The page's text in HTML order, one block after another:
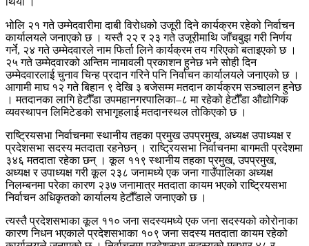
भोलि २१ गते उम्मेदवारीमा दाबी विरोधको उजूरी दिने कार्यक्रम रहेको निर्वाचन
कार्यालयले जनाएको छ । यस्तै २२ र २३ गते उजूरीमाथि जाँचबुझ गरी निर्णय
गर्ने, २४ गते उम्मेदवारले नाम फिर्ता लिने कार्यक्रम तय गरिएको बताइएको छ ।
२५ गते उम्मेदवारको अन्तिम नामावली प्रकाशन हुनेछ भने सोही दिन
उम्मेदवारलाई चुनाव चिन्ह प्रदान गरिने पनि निर्वाचन कार्यालयले जनाएको छ ।
आगामी माघ १२ गते बिहान ९ देखि ३ बजेसम्म मतदान कार्यक्रम सञ्चालन हुनेछ
। मतदानका लागि हेटौँडा उपमहानगरपालिका–८ मा रहेको हेटौँडा औद्योगिक
व्यवस्थापन लिमिटेडको सभागृहलाई मतदानस्थल तोकिएको छ ।
राष्ट्रियसभा निर्वाचनमा स्थानीय तहका प्रमुख उपप्रमुख, अध्यक्ष उपाध्यक्ष र
प्रदेशसभा सदस्य मतदाता रहनेछन् । राष्ट्रियसभा निर्वाचनमा बागमती प्रदेशमा
३४६ मतदाता रहेका छन् । कूल ११९ स्थानीय तहका प्रमुख, उपप्रमुख,
अध्यक्ष र उपाध्यक्ष गरी कूल २३८ जनामध्ये एक जना गाउँपालिका अध्यक्ष
निलम्बनमा परेका कारण २३७ जनामात्र मतदाता कायम भएको राष्ट्रियसभा
निर्वाचन अधिकृतको कार्यालय हेटौँडाले जनाएको छ ।
त्यस्तै प्रदेशसभाका कूल ११० जना सदस्यमध्ये एक जना सदस्यको कोरोनाका
कारण निधन भएकाले प्रदेशसभाका १०९ जना सदस्य मतदाता कायम रहेको